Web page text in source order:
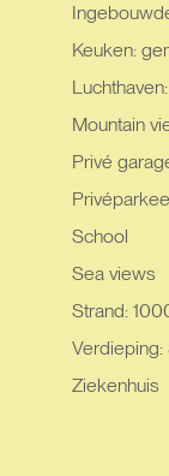
Keuken:
Mountain
Privé
School
Sea views
Strand:
Verdieping:
Ziekenhuis